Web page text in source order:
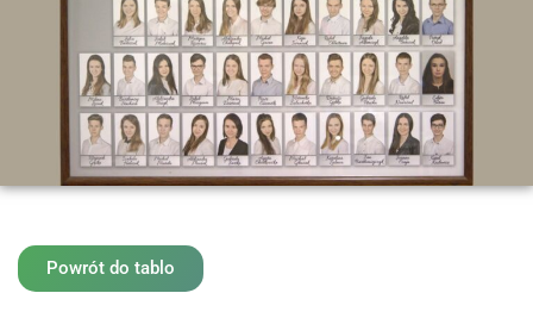
Powrót do tablo